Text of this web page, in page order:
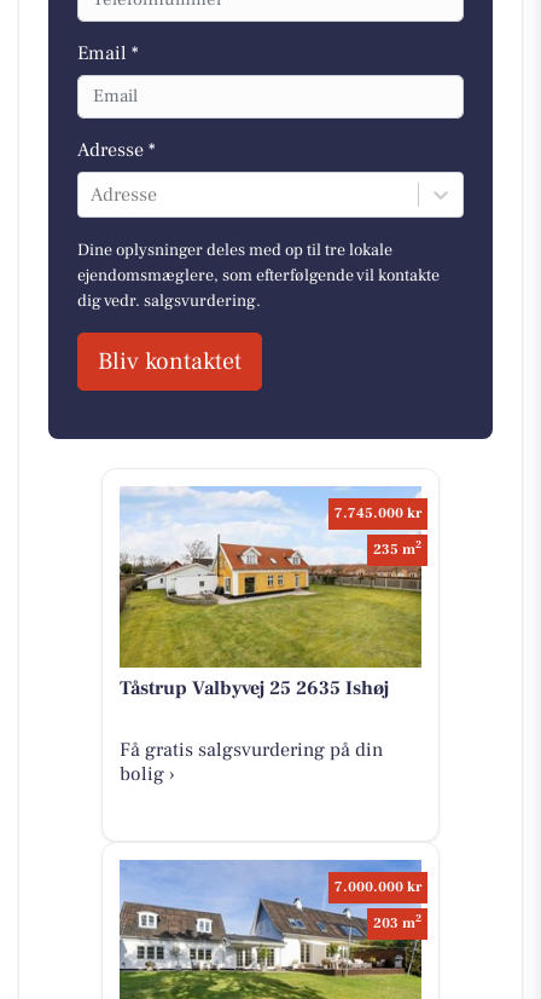
Email *
Adresse *
Adresse
Dine oplysninger deles med op til tre lokale
ejendomsmæglere, som efterfølgende vil kontakte
dig vedr. salgsvurdering.
Bliv kontaktet
7.745.000 kr
235 m2
Tåstrup Valbyvej 25 2635 Ishøj
Få gratis salgsvurdering på din
bolig ›
7.000.000 kr
203 m2